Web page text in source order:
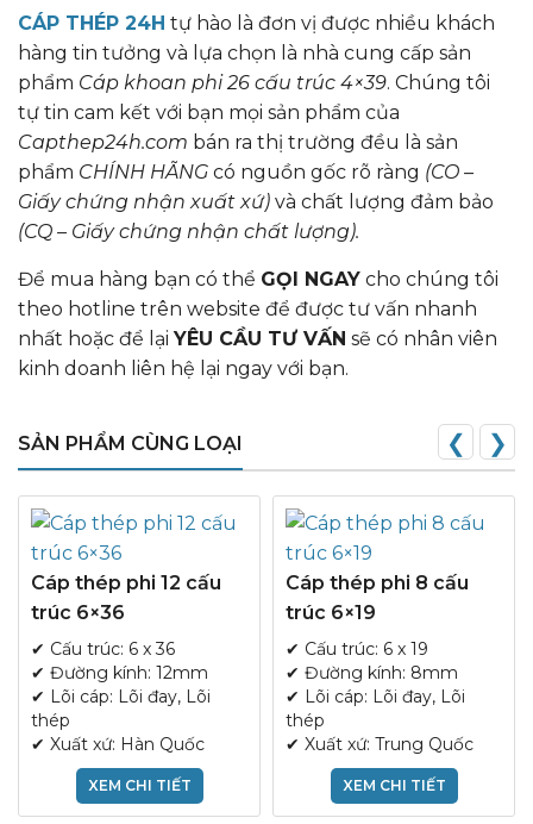
CÁP THÉP 24H tự hào là đơn vị được nhiều khách
hàng tin tưởng và lựa chọn là nhà cung cấp sản
phẩm Cáp khoan phi 26 cấu trúc 4×39. Chúng tôi
tự tin cam kết với bạn mọi sản phẩm của
Capthep24h.com bán ra thị trường đều là sản
phẩm CHÍNH HÃNG có nguồn gốc rõ ràng (CO –
Giấy chứng nhận xuất xứ) và chất lượng đảm bảo
(CQ – Giấy chứng nhận chất lượng).
Để mua hàng bạn có thể GỌI NGAY cho chúng tôi
theo hotline trên website để được tư vấn nhanh
nhất hoặc để lại YÊU CẦU TƯ VẤN sẽ có nhân viên
kinh doanh liên hệ lại ngay với bạn.
SẢN PHẨM CÙNG LOẠI ❮
Cáp thép phi 12 cấu
trúc 6×36
✔ Cấu trúc: 6 x 36
✔ Đường kính: 12mm
✔ Lõi cáp: Lõi đay, Lõi
thép
✔ Xuất xứ: Hàn Quốc
XEM CHI TIẾT
Cáp thép phi 8 cấu
trúc 6×19
✔ Cấu trúc: 6 x 19
✔ Đường kính: 8mm
✔ Lõi cáp: Lõi đay, Lõi
thép
✔ Xuất xứ: Trung Quốc
XEM CHI TIẾT
❯